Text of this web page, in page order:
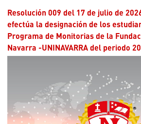
Resolución 009 del 17 de julio de 2026 – “Por la cual se
efectúa la designación de los
Programa de Monitorias de la
Navarra -UNINAVARRA del periodo